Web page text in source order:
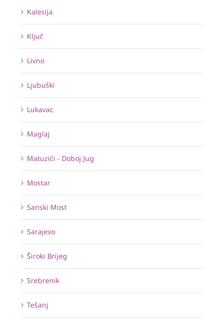
Kalesija
Ključ
Livno
Ljubuški
Lukavac
Maglaj
Matuzići - Doboj Jug
Mostar
Sanski Most
Sarajevo
Široki Brijeg
Srebrenik
Tešanj